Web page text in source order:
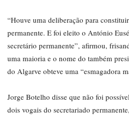
“Houve uma deliberação para
permanente. E foi eleito o António
secretário permanente”, afirmou,
uma maioria e o nome do também
do Algarve obteve uma “esmagadora
Jorge Botelho disse que não foi
dois vogais do secretariado